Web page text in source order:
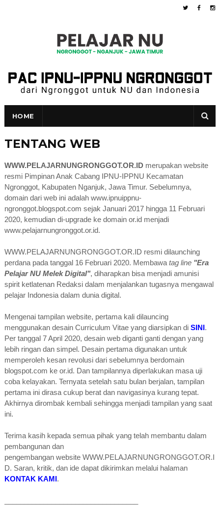
HOME
TENTANG WEB
WWW.PELAJARNUNGRONGGOT.OR.IDmerupakan website
resmi Pimpinan Anak Cabang IPNU-IPPNU Kecamatan
Ngronggot, Kabupaten Nganjuk, Jawa Timur. Sebelumnya,
domain dari web ini adalah www.ipnuippnu-
ngronggot.blogspot.com sejak Januari 2017 hingga 11 Februari
2020, kemudian di-upgrade ke domain or.id menjadi
www.pelajarnungronggot.or.id.
WWW.PELAJARNUNGRONGGOT.OR.ID resmi dilaunching
perdana pada tanggal 16 Februari 2020. Membawa tag line "Era
Pelajar NU Melek Digital", diharapkan bisa menjadi amunisi
spirit ketlatenan Redaksi dalam menjalankan tugasnya mengawal
pelajar Indonesia dalam dunia digital.
Mengenai tampilan website, pertama kali dilauncing
menggunakan desain Curriculum Vitae yang diarsipkan di SINI.
Per tanggal 7 April 2020, desain web diganti ganti dengan yang
lebih ringan dan simpel. Desain pertama digunakan untuk
memperoleh kesan revolusi dari sebelumnya berdomain
blogspot.com ke or.id. Dan tampilannya diperlakukan masa uji
coba kelayakan. Ternyata setelah satu bulan berjalan, tampilan
pertama ini dirasa cukup berat dan navigasinya kurang tepat.
Akhirnya dirombak kembali sehingga menjadi tampilan yang saat
ini.
Terima kasih kepada semua pihak yang telah membantu dalam
pembangunan dan
pengembangan website WWW.PELAJARNUNGRONGGOT.OR.I
D. Saran, kritik, dan ide dapat dikirimkan melalui halaman
KONTAK KAMI.